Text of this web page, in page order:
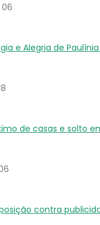
06
e Alegria de
de casas e solto
contra